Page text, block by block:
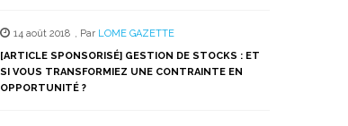
14 août 2018 , Par LOME GAZETTE
[ARTICLE SPONSORISÉ] GESTION DE STOCKS : ET
SI VOUS TRANSFORMIEZ UNE CONTRAINTE EN
OPPORTUNITÉ ?